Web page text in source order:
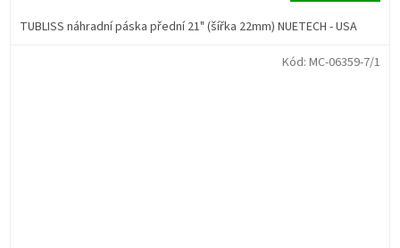
TUBLISS náhradní páska přední 21" (šířka 22mm) NUETECH - USA
Kód: MC-06359-7/1